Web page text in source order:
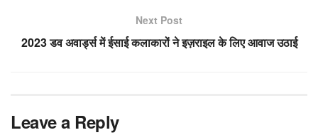
Next Post
2023 डव अवार्ड्स में ईसाई कलाकारों ने इज़राइल के लिए आवाज उठाई
Leave a Reply